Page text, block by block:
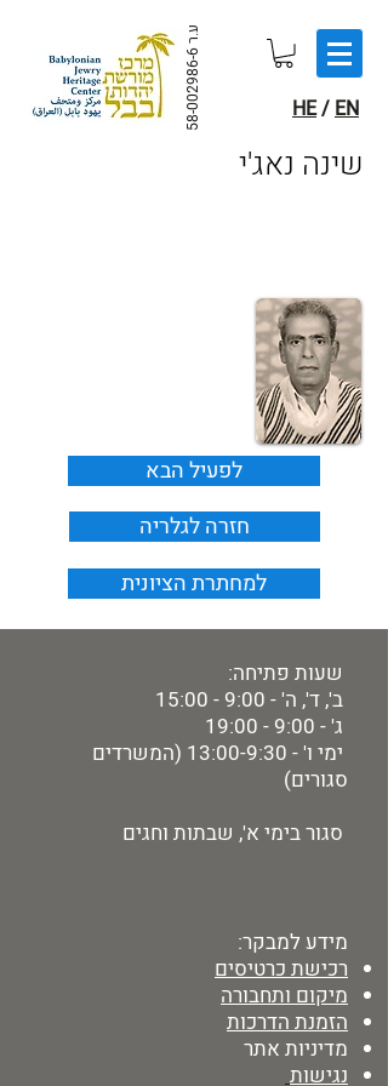
ע.ר
58-002986-6 HE/ EN
שינה נאג'י
לפעיל הבא
חזרה לגלריה
למחתרת הציונית
שעות פתיחה:
ב', ד', ה' - 9:00 - 15:00
ג' - 9:00 - 19:00
ימי ו' - 13:00-9:30 (המשרדים
סגורים)
סגור בימי א', שבתות וחגים
מידע למבקר:
רכישת כרטיסים
מיקום ותחבורה
הזמנת הדרכות
מדיניות אתר
נגישות